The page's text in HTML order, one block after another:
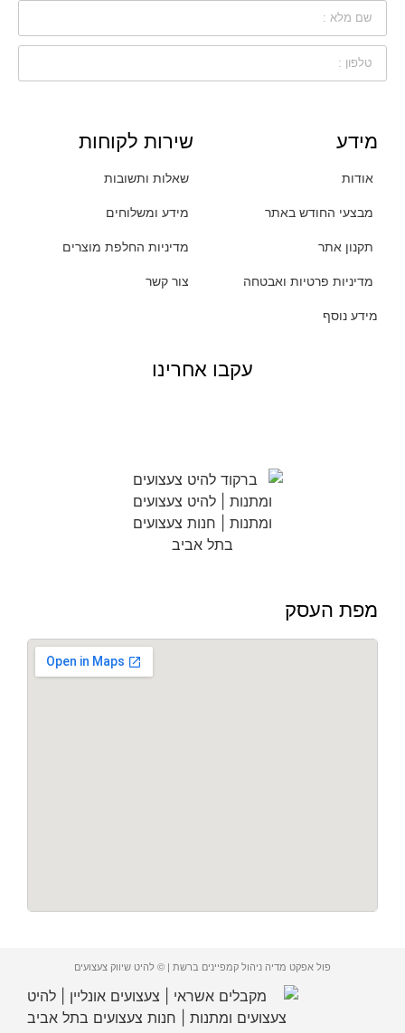
מידע
אודות
מבצעי החודש באתר
תקנון אתר
מדיניות פרטיות ואבטחה
מידע נוסף
שירות לקוחות
שאלות ותשובות
מידע ומשלוחים
מדיניות החלפת מוצרים
צור קשר
עקבו אחרינו
מפת העסק
פול אפקט מדיה ניהול קמפיינים ברשת | © להיט שיווק צעצועים